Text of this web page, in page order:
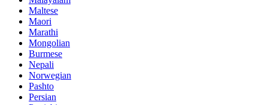
Maltese
Maori
Marathi
Mongolian
Burmese
Nepali
Norwegian
Pashto
Persian